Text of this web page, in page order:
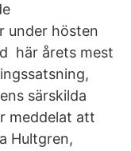
under hösten
här årets mest
särskilda
meddelat att
Hultgren,